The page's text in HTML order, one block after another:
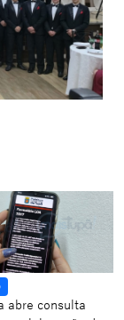
abre consulta